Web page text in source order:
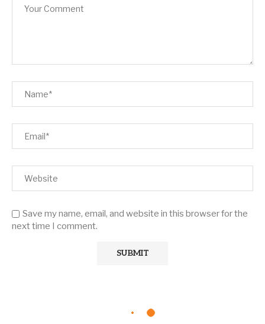
Save my name, email, and website in this browser for the
next time I comment.